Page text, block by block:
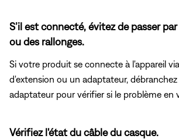
S’il est connecté, évitez de passer
ou des rallonges.
Si votre produit se connecte à l'appareil
d'extension ou un adaptateur,
adaptateur pour vérifier si le problème en
Vérifiez l'état du câble du casque.